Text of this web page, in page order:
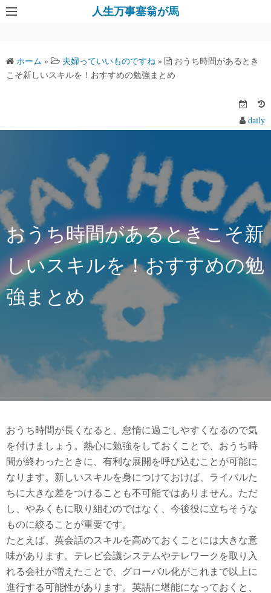
人生万事塞翁が馬
ホーム » 夫婦っていいものですね »
おうち時間があるとき
こそ新しいスキルを！おすすめの勉強まとめ
daily
おうち時間があるときこそ新
しいスキルを！おすすめの勉
強まとめ
おうち時間が長くなると、怠惰に過ごしやすくなるので気
を付けましょう。熱心に勉強をしておくことで、おうち時
間が終わったときに、有利な展開を呼び込むことが可能に
なります。新しいスキルを身につけておけば、ライバルた
ちに大きな差をつけることも不可能ではありません。ただ
し、やみくもに取り組むのではなく、今後役に立ちそうな
ものに絞ることが重要です。
たとえば、英会話のスキルを高めておくことには大きな意
味があります。テレビ会議システムやテレワークを取り入
れる会社が増えたことで、グローバル化がこれまで以上に
進行する可能性があります。英語に堪能になっておくと、